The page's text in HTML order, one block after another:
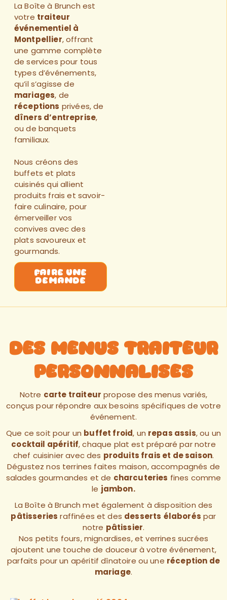
La Boîte à Brunch est
votre traiteur
événementiel à
Montpellier, offrant
une gamme complète
de services pour tous
types d’événements,
qu’il s’agisse de
mariages, de
réceptions privées, de
dîners d’entreprise,
ou de banquets
familiaux.
Nous créons des
buffets et plats
cuisinés qui allient
produits frais et savoir-
faire culinaire, pour
émerveiller vos
convives avec des
plats savoureux et
gourmands.
faire une
demande
Des Menus Traiteur
Personnalises
Notre carte traiteur propose des menus variés,
conçus pour répondre aux besoins spécifiques de votre
événement.
Que ce soit pour un buffet froid, un repas assis, ou un
cocktail apéritif, chaque plat est préparé par notre
chef cuisinier avec des produits frais et de saison.
Dégustez nos terrines faites maison, accompagnés de
salades gourmandes et de charcuteries fines comme
le jambon.
La Boîte à Brunch met également à disposition des
pâtisseries raffinées et des desserts élaborés par
notre pâtissier.
Nos petits fours, mignardises, et verrines sucrées
ajoutent une touche de douceur à votre événement,
parfaits pour un apéritif dînatoire ou une réception de
mariage.